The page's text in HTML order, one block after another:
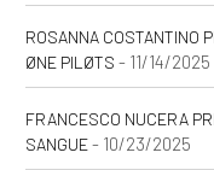
ROSANNA COSTANTINO
ØNE PILØTS - 11/14/2025
FRANCESCO NUCERA
SANGUE- 10/23/2025